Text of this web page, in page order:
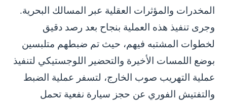
المخدرات والمؤثرات العقلية عبر المسالك البحرية.
وجرى تنفيذ هذه العملية بنجاح بعد رصد دقيق
لخطوات المشتبه فيهم، حيث تم ضبطهم متلبسين
بوضع اللمسات الأخيرة والتحضير اللوجستيكي لتنفيذ
عملية التهريب صوب الخارج، لتسفر عملية الضبط
والتفتيش الفوري عن حجز سيارة نفعية تحمل